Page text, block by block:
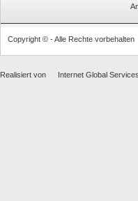
Copyright © - Alle Rechte vorbehalten
Realisiert von Internet Global